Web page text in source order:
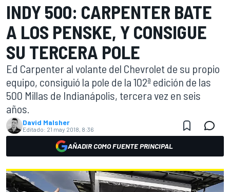
INDY 500: CARPENTER BATE
A LOS PENSKE, Y CONSIGUE
SU TERCERA POLE
Ed Carpenter al volante del Chevrolet de su propio
equipo, consiguió la pole de la 102ª edición de las
500 Millas de Indianápolis, tercera vez en seis
años.
David Malsher
Editado: 21 may 2018, 8:36
AÑADIR COMO FUENTE PRINCIPAL